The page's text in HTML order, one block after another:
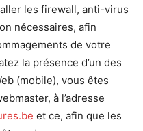
les firewall, anti-virus
nécessaires, afin
de votre
la présence d’un des
(mobile), vous êtes
à l’adresse
et ce, afin que les